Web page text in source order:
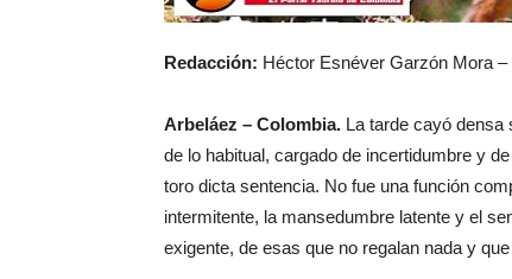
Redacción: Héctor Esnéver Garzón Mora –
Arbeláez – Colombia. La tarde cayó densa
de lo habitual, cargado de incertidumbre y
toro dicta sentencia. No fue una función
intermitente, la mansedumbre latente y el
exigente, de esas que no regalan nada y